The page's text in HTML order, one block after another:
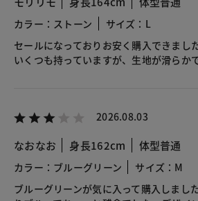
カラー：ストーン
サイズ：L
セールになっておりお安く購入できまし
いくつも持っていますが、生地が滑らか
2026.08.03
なおなお 身長162cm 体型普通
カラー：ブルーグリーン
サイズ：M
ブルーグリーンが気に入って購入しまし